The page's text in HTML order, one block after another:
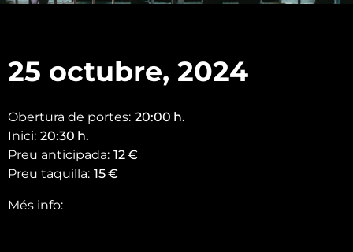
25 octubre, 2024
Obertura de portes: 20:00 h.
Inici: 20:30 h.
Preu anticipada: 12€
Preu taquilla: 15€
Més info: